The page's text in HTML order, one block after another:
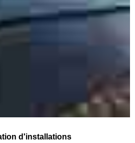
d'installations